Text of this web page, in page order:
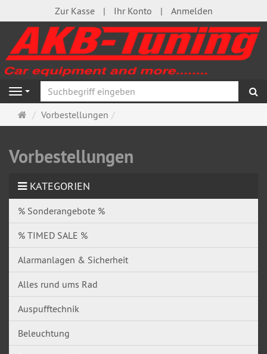
Zur Kasse Ihr Konto Anmelden
Navigation
Startseite
Vorbestellungen
Vorbestellungen
KATEGORIEN
% Sonderangebote %
% TIMED SALE %
Alarmanlagen & Sicherheit
Alles rund ums Rad
Auspufftechnik
Beleuchtung